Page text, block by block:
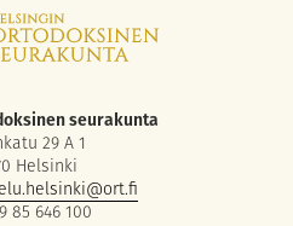
seurakunta
29 A 1
Helsinki
85 646 100